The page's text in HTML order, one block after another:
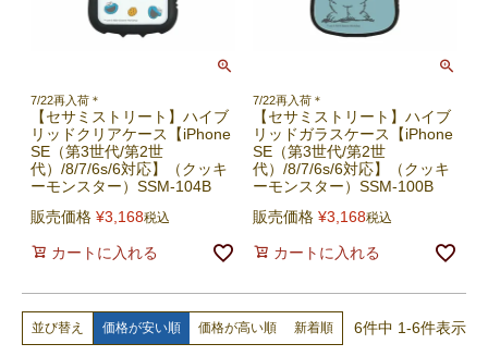
7/22再入荷＊
【セサミストリート】ハイブ
リッドクリアケース【iPhone
SE（第3世代/第2世
代）/8/7/6s/6対応】（クッキ
ーモンスター）SSM-104B
販売価格 ¥3,168税込
カートに入れる
7/22再入荷＊
【セサミストリート】ハイブ
リッドガラスケース【iPhone
SE（第3世代/第2世
代）/8/7/6s/6対応】（クッキ
ーモンスター）SSM-100B
販売価格 ¥3,168税込
カートに入れる
並び替え 価格が安い順 価格が高い順 新着順 6件中 1-6件表示